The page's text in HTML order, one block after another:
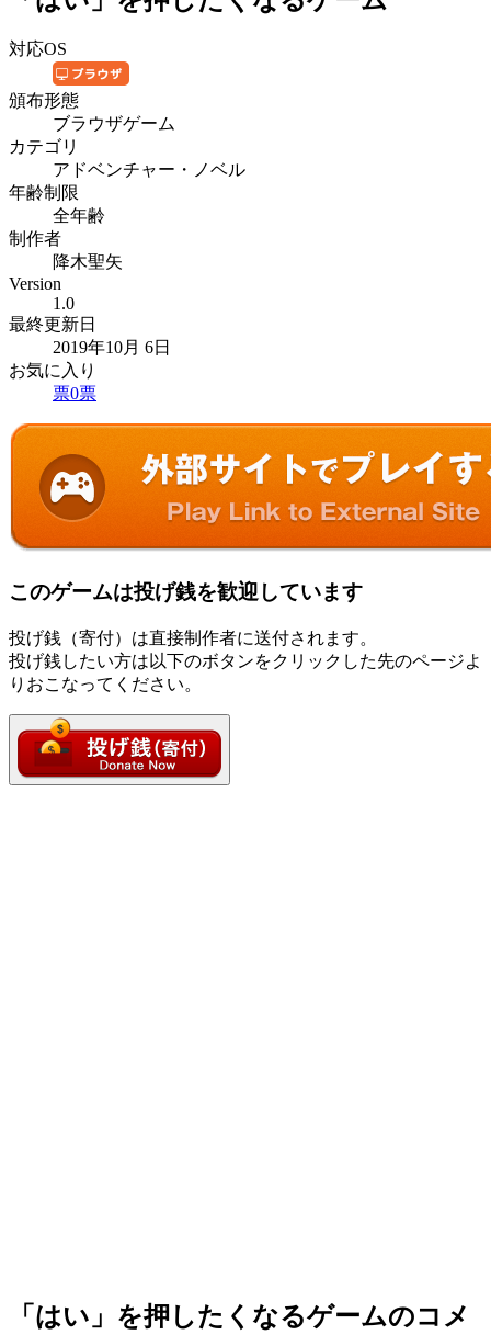
対応OS
頒布形態
ブラウザゲーム
カテゴリ
アドベンチャー・ノベル
年齢制限
全年齢
制作者
降木聖矢
Version
1.0
最終更新日
2019年10月 6日
お気に入り
票0票
このゲームは投げ銭を歓迎しています
投げ銭（寄付）は直接制作者に送付されます。
投げ銭したい方は以下のボタンをクリックした先のページよ
りおこなってください。
「はい」を押したくなるゲームのコメ